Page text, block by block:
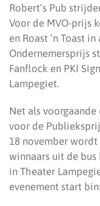
Robert’s Pub
Voor de MVO-prijs
en Roast ’n Toast
Ondernemersprijs
Fanflock en PKI
Lampegiet.
Net als
voor de
18 november
winnaars uit de
in Theater
evenement start